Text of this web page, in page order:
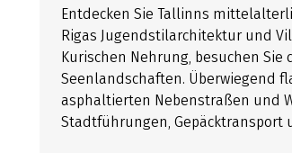
Entdecken Sie Tallinns
Rigas Jugendstilarchitektur und
Kurischen Nehrung, besuchen Sie
Seenlandschaften. Überwiegend
asphaltierten Nebenstraßen und
Stadtführungen, Gepäcktransport